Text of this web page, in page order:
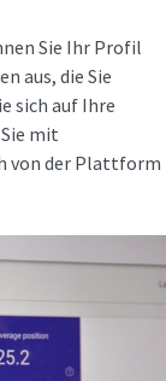
Sie Ihr Profil
aus, die Sie
sich auf Ihre
mit
von der Plattform